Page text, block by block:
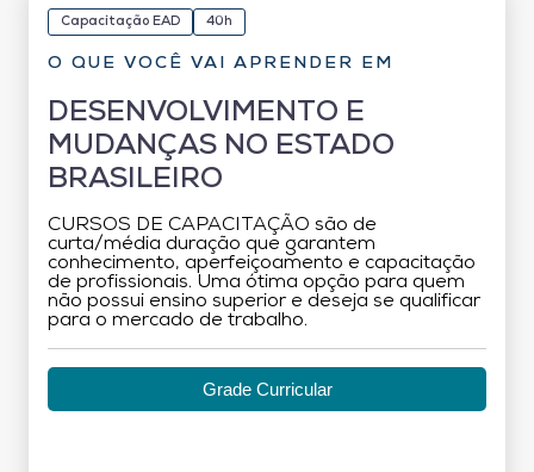
Capacitação EAD 40h
O QUE VOCÊ VAI APRENDER EM
DESENVOLVIMENTO E
MUDANÇAS NO ESTADO
BRASILEIRO
CURSOS DE CAPACITAÇÃO são de
curta/média duração que garantem
conhecimento, aperfeiçoamento e capacitação
de profissionais. Uma ótima opção para quem
não possui ensino superior e deseja se qualificar
para o mercado de trabalho.
Grade Curricular